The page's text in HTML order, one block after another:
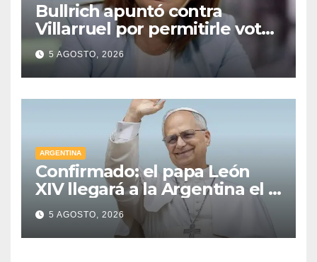
Bullrich apuntó contra
Villarruel por permitirle votar
a distancia a una senadora
kirchnerista: “Es un
mamarracho”
5 AGOSTO, 2026
ARGENTINA
Confirmado: el papa León
XIV llegará a la Argentina el 8
de noviembre y realizará una
histórica gira federal
5 AGOSTO, 2026